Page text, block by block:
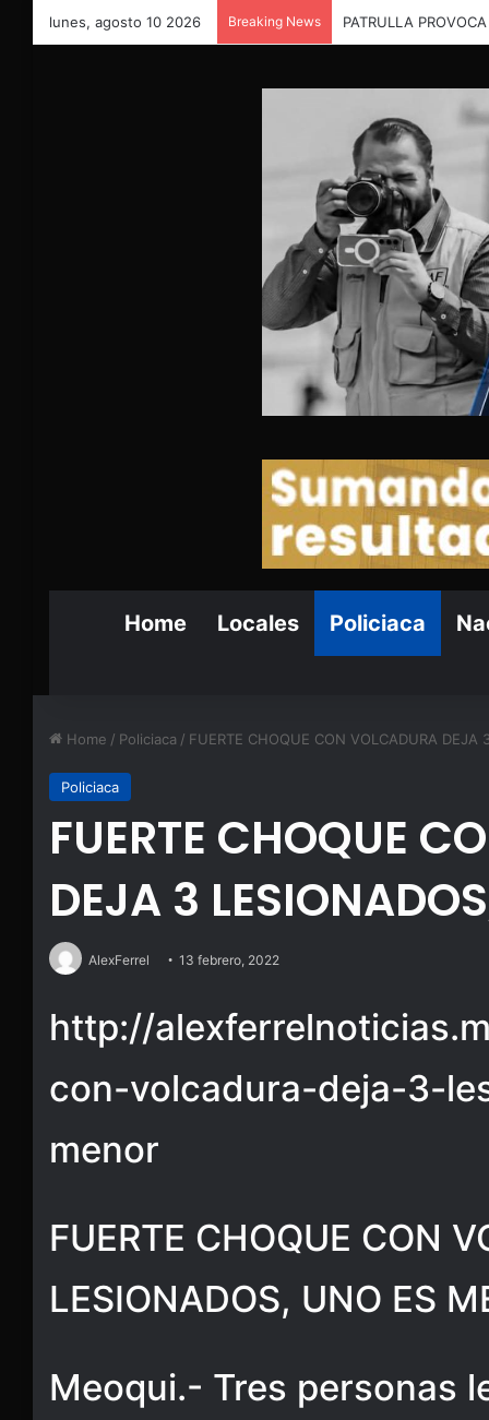
lunes, agosto 10 2026 Breaking News
Home Locales Policiaca
Home / Policiaca / FUERTE CHOQUE CON VOLCADURA DEJA
Policiaca
FUERTE CHOQUE
DEJA 3
AlexFerrel 13 febrero, 2022
http://
con-volcadura-deja-3-
menor
FUERTE CHOQUE CON
LESIONADOS, UNO ES
Meoqui.- Tres personas